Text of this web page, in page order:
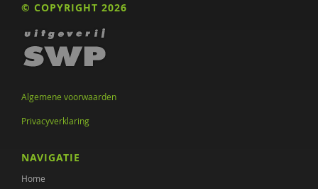
© COPYRIGHT 2026
Algemene voorwaarden
Privacyverklaring
NAVIGATIE
Home